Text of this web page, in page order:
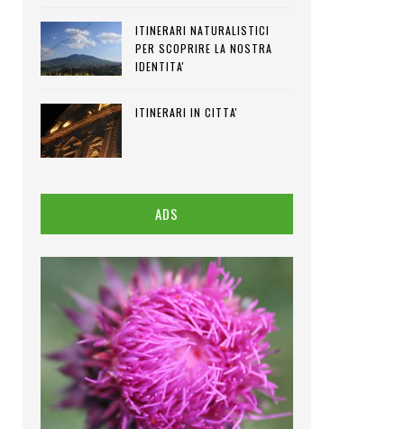
ITINERARI NATURALISTICI
PER SCOPRIRE LA NOSTRA
IDENTITA'
ITINERARI IN CITTA'
ADS